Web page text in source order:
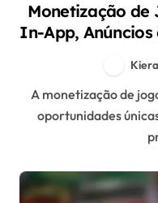
Monetização de
In-App, Anúncios
A monetização de jogos móveis apresenta desafios e
oportunidades